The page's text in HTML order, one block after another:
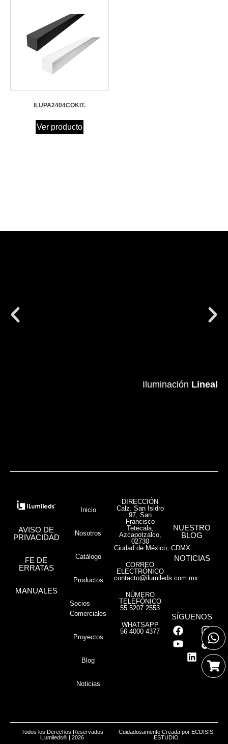
ILUPA2404COKIT.
Ver producto
Iluminación Lineal
Iluminación Lineal
AVISO DE
PRIVACIDAD
FE DE
ERRATAS
MANUALES
Inicio
Nosotros
Catálogo
Productos
Socios
Comerciales
Proyectos
Blog
Noticias
DIRECCIÓN
Calz. San Isidro
97, San
Francisco
Tetecala,
Azcapotzalco,
02730
Ciudad de México, CDMX
CORREO
ELECTRÓNICO
contacto@ilumileds.com.mx
NÚMERO
TELEFÓNICO
55 5207 2553
WHATSAPP
56 4000 4377
NUESTRO
BLOG
NOTICIAS
SÍGUENOS
Todos los Derechos Reservados
iLumileds® | 2026
Cuidadosamente Creada por ECDISIS
ESTUDIO